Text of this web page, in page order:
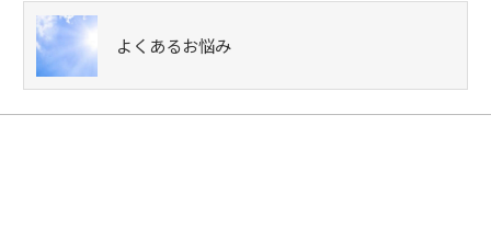
よくあるお悩み